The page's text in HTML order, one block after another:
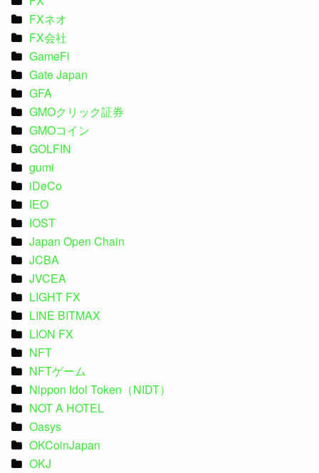
FXネオ
FX会社
GameFi
Gate Japan
GFA
GMOクリック証券
GMOコイン
GOLFIN
gumi
iDeCo
IEO
IOST
Japan Open Chain
JCBA
JVCEA
LIGHT FX
LINE BITMAX
LION FX
NFT
NFTゲーム
Nippon Idol Token（NIDT）
NOT A HOTEL
Oasys
OKCoinJapan
OKJ